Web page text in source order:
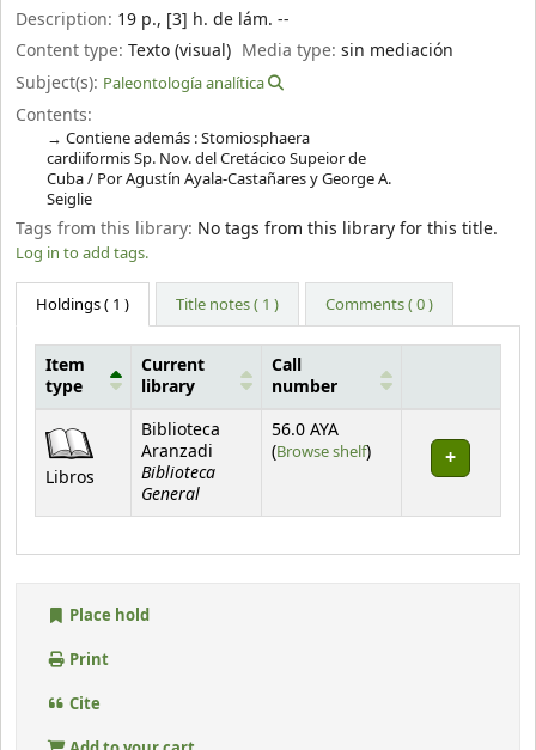
Description: 19 p., [3] h. de lám. --
Content type: Texto (visual) Media type:sin mediación
Subject(s): Paleontología analítica
Contents:
Contiene además : Stomiosphaera
cardiiformis Sp. Nov. del Cretácico Supeior de
Cuba / Por Agustín Ayala-Castañares y George A.
Seiglie
Tags from this library: No tags from this library for this title.
Log in to add tags.
Holdings( 1 ) Title notes ( 1 ) Comments ( 0 )
Item
type
Current
library
Call
number
Libros
Biblioteca
Aranzadi
Biblioteca
General
56.0 AYA
(Browse shelf(Opens below)
)
Place hold
Print
Cite